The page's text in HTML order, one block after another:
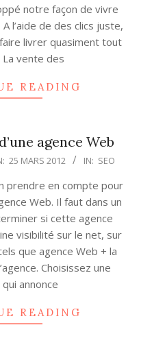
notre façon de vivre
l’aide de des clics juste,
livrer quasiment tout
La vente des
READING
agence Web
25 MARS 2012 IN: SEO
prendre en compte pour
Web. Il faut dans un
si cette agence
visibilité sur le net, sur
que agence Web + la
Choisissez une
annonce
READING